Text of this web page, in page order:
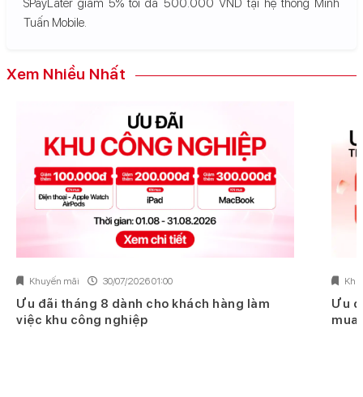
SPayLater giảm 5% tối đa 500.000 VND tại hệ thống Minh
Tuấn Mobile.
Xem Nhiều Nhất
Khuyến mãi 30/07/2026 01:00
Ưu đãi tháng 8 dành cho khách hàng làm
việc khu công nghiệp
Ưu
mua